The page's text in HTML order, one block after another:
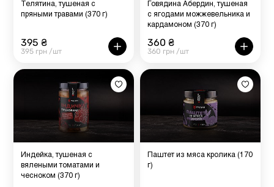
Телятина, тушеная с
пряными травами (370 г)
395 ₴
395 грн /шт
Говядина Абердин, тушеная
с ягодами можжевельника и
кардамоном (370 г)
360 ₴
360 грн /шт
Индейка, тушеная с
вялеными томатами и
чесноком (370 г)
Паштет из мяса кролика (170
г)